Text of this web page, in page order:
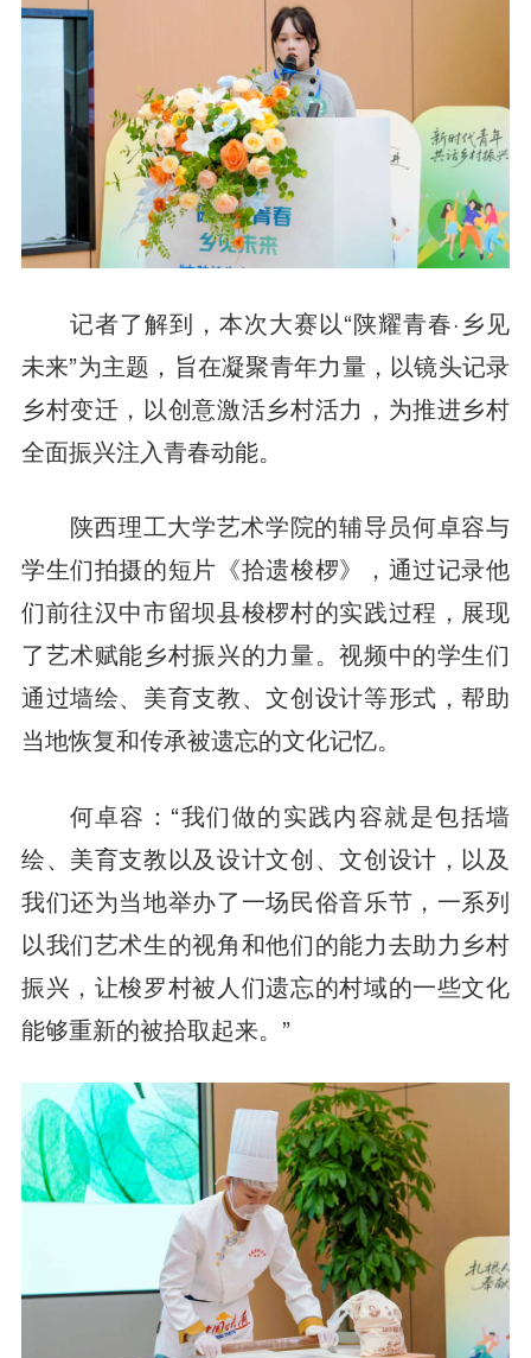
记者了解到，本次大赛以“陕耀青春·乡见
未来”为主题，旨在凝聚青年力量，以镜头记录
乡村变迁，以创意激活乡村活力，为推进乡村
全面振兴注入青春动能。
陕西理工大学艺术学院的辅导员何卓容与
学生们拍摄的短片《拾遗梭椤》，通过记录他
们前往汉中市留坝县梭椤村的实践过程，展现
了艺术赋能乡村振兴的力量。视频中的学生们
通过墙绘、美育支教、文创设计等形式，帮助
当地恢复和传承被遗忘的文化记忆。
何卓容：“我们做的实践内容就是包括墙
绘、美育支教以及设计文创、文创设计，以及
我们还为当地举办了一场民俗音乐节，一系列
以我们艺术生的视角和他们的能力去助力乡村
振兴，让梭罗村被人们遗忘的村域的一些文化
能够重新的被拾取起来。”
前往APP